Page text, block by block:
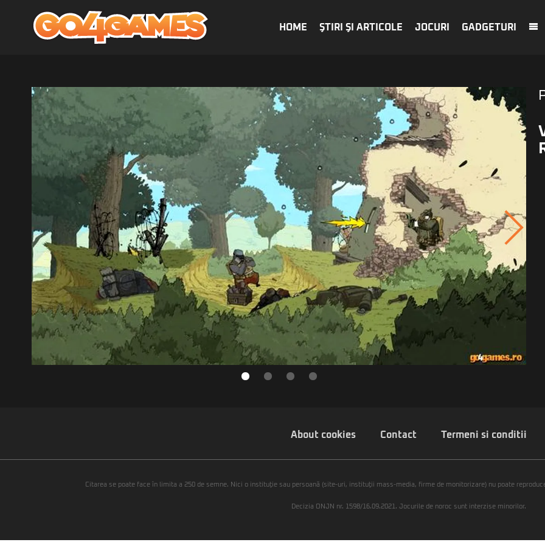
HOME ŞTIRI ŞI ARTICOLE JOCURI GADGETURI
About cookies Contact Termeni si conditii
Citarea se poate face în limita a 250 de semne. Nici o instituţie sau persoană (site-uri, instituţii mass-media, firme de monitorizare) nu poate
Decizia ONJN nr. 1598/16.09.2021. Jocurile de noroc sunt interzise minorilor.